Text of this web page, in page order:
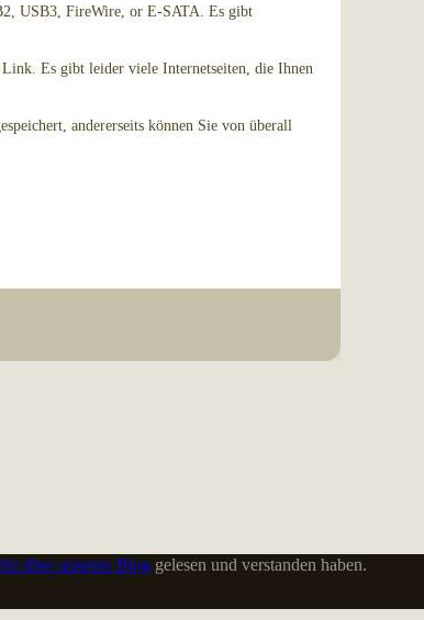
über unseren Blog gelesen und verstanden haben.
USB3, FireWire, or E-SATA. Es gibt
Es gibt leider viele Internetseiten, die Ihnen
andererseits können Sie von überall